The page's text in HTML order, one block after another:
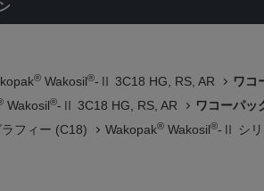
® Wakosil®-Ⅱ 3C18 HG, RS, AR
ワコ
Wakosil®-Ⅱ 3C18 HG, RS, AR
ワコーパッ
フィー (C18) Wakopak® Wakosil®-Ⅱ シリ